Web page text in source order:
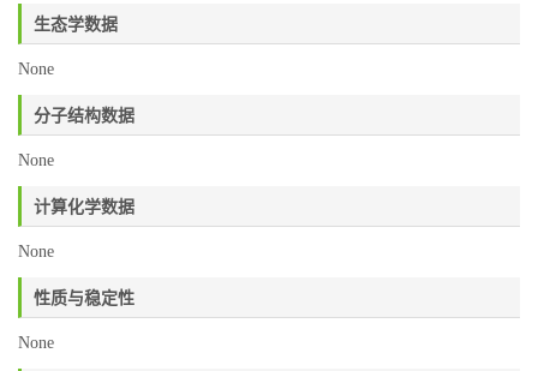
生态学数据
None
分子结构数据
None
计算化学数据
None
性质与稳定性
None